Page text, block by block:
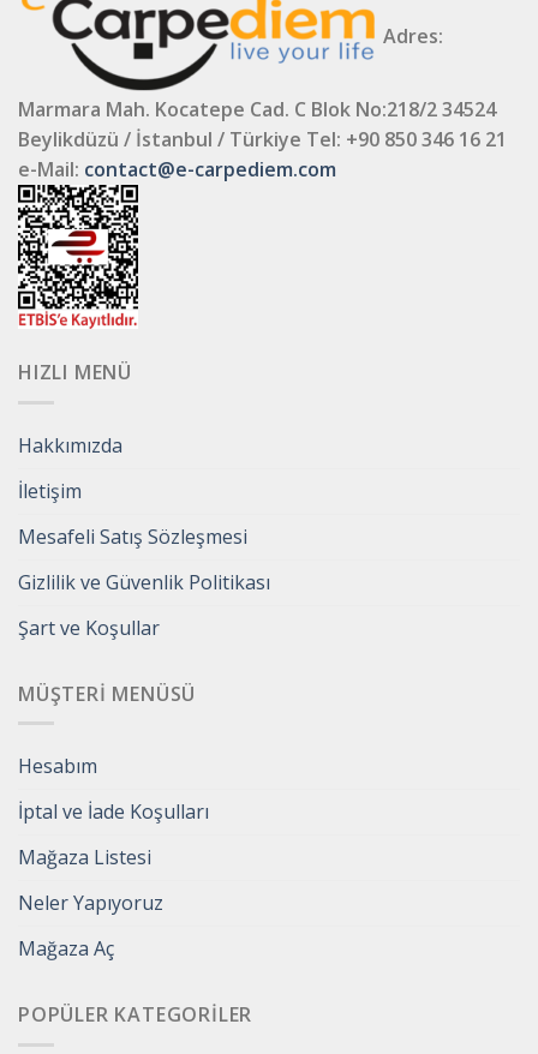
Adres:
Marmara Mah. Kocatepe Cad. C Blok No:218/2 34524
Beylikdüzü / İstanbul / Türkiye Tel: +90 850 346 16 21
e-Mail: contact@e-carpediem.com
HIZLI MENÜ
Hakkımızda
İletişim
Mesafeli Satış Sözleşmesi
Gizlilik ve Güvenlik Politikası
Şart ve Koşullar
MÜŞTERI MENÜSÜ
Hesabım
İptal ve İade Koşulları
Mağaza Listesi
Neler Yapıyoruz
Mağaza Aç
POPÜLER KATEGORILER